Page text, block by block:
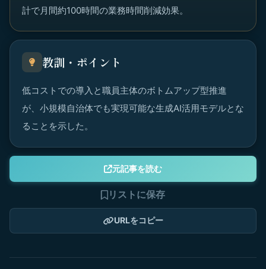
計で月間約100時間の業務時間削減効果。
教訓・ポイント
低コストでの導入と職員主体のボトムアップ型推進
が、小規模自治体でも実現可能な生成AI活用モデルとな
ることを示した。
元記事を読む
リストに保存
URLをコピー